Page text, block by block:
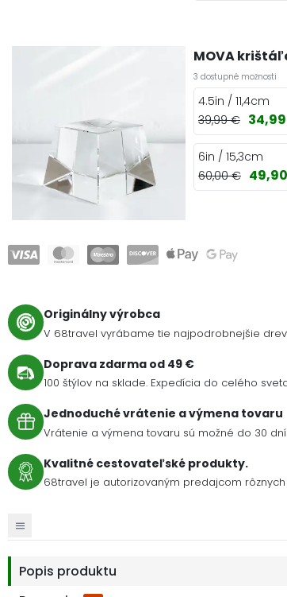
MOVA
3 dostupné možnosti
4.5in / 11,4cm
39,99 €
6in / 15,3cm
60,00 €
Originálny výrobca
V 68travel vyrábame tie najpodrobnejšie
Doprava zdarma od 49 €
100 štýlov na sklade. Expedícia do celého
Jednoduché vrátenie a výmena tovaru
Vrátenie a výmena tovaru sú možné do 30
Kvalitné cestovateľské produkty.
68travel je autorizovaným predajcom
Popis produktu